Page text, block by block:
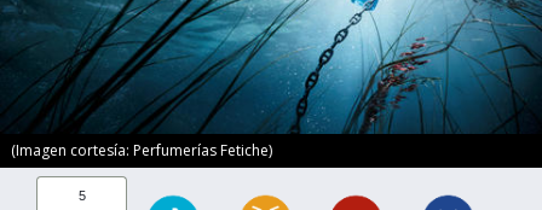
(Imagen cortesía: Perfumerías Fetiche)
5